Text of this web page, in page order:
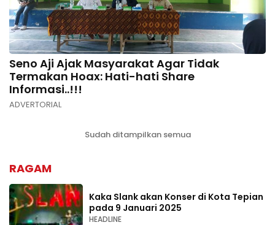
Seno Aji Ajak Masyarakat Agar Tidak
Termakan Hoax: Hati-hati Share
Informasi..!!!
ADVERTORIAL
Sudah ditampilkan semua
RAGAM
Kaka Slank akan Konser di Kota Tepian
pada 9 Januari 2025
HEADLINE